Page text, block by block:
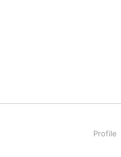
アの事業創出に関わ
新規事業創出に協